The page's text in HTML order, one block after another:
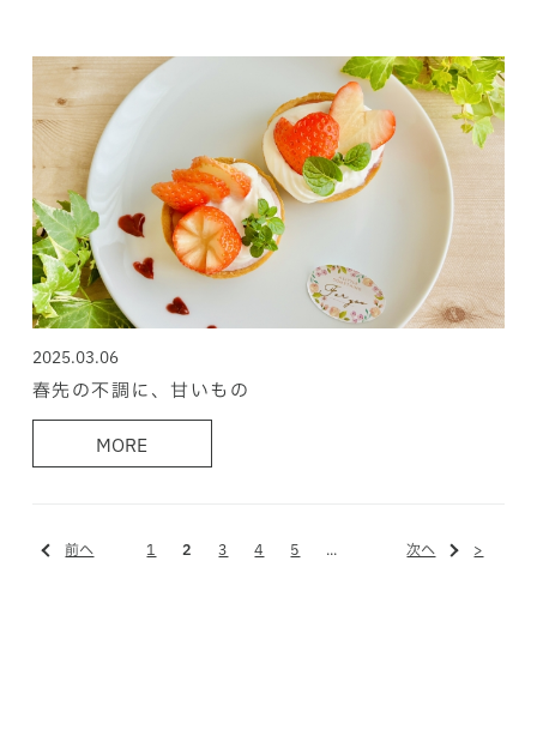
2025.03.06
春先の不調に、甘いもの
MORE
前へ 1 2 3 4 5 ... 次へ >